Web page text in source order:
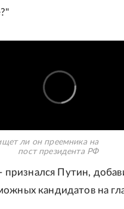
ли он преемника на
пост президента РФ
признался Путин,
кандидатов на